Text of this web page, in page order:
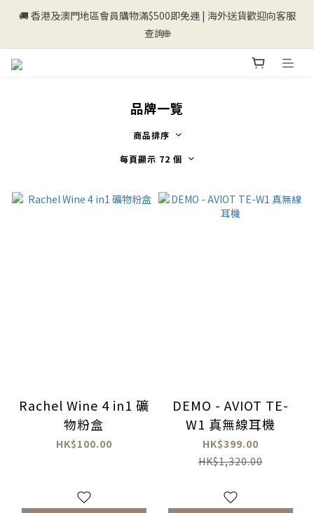
💰新登記會員即送50購物金💰
🚚 香港及澳門地區會員購物滿$500即免運 | 海外送貨歡迎向客服
查詢🌐
品牌一覽
商品排序
每頁顯示 72 個
Rachel Wine 4 in1 礦
物粉盒
HK$100.00
DEMO - AVIOT TE-
W1 真無線耳機
HK$399.00
HK$1,320.00